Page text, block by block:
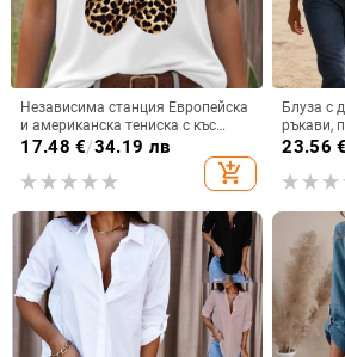
Независима станция Европейска
и американска тениска с къс
ръкав, дамска черешова
леопардова щампа, черешова
кръгла яка, свободна тениска с
трансграничен износ
17.48 €/34.19 лв
add_shopping_cart
Блуза с
ръкави,
23.56 €